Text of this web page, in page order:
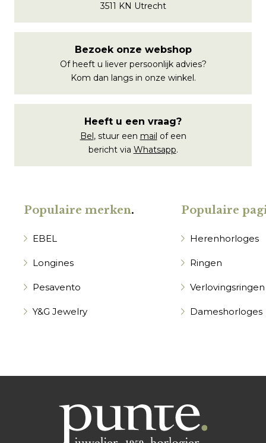
3511 KN Utrecht
Bezoek onze webshop
Of heeft u liever persoonlijk advies?
Kom dan langs in onze winkel.
Heeft u een vraag?
Bel , stuur een mail of een
bericht via Whatsapp.
Populaire merken.
EBEL
Longines
Pesavento
Y&G Jewelry
Populaire
Herenhorloges
Ringen
Verlovingsringen
Dameshorloges